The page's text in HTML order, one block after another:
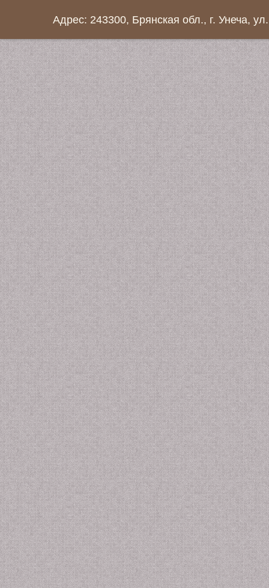
Адрес: 243300, Брянская обл., г. Унеча,